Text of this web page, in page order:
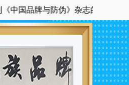
牌与防伪》杂志的官方网站。